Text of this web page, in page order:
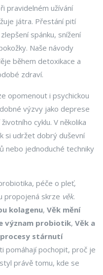
pravidelném užívání
játra. Přestání pití
spánku, snížení
Naše návody
během detoxikace a
zdraví.
opomenout i psychickou
výzvy jako deprese
cyklu. V několika
si udržet dobrý duševní
nebo jednoduché techniky
péče o pleť,
propojená skrze věk.
kolagenu, Věk mění
význam probiotik, Věk a
stárnutí
pomáhají pochopit, proč je
právě tomu, kde se